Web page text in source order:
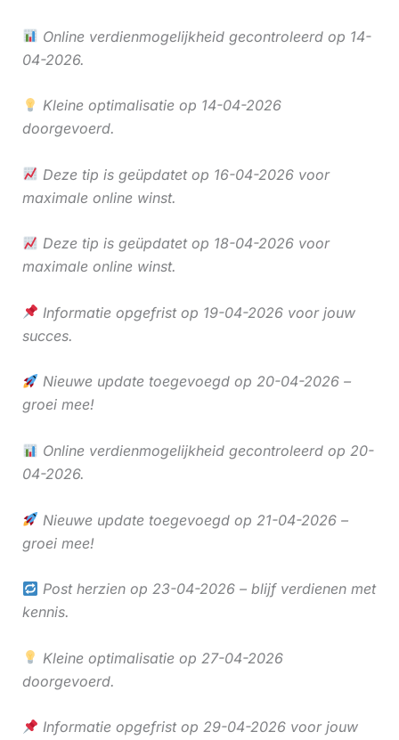
Online verdienmogelijkheid gecontroleerd op 14-
04-2026.
Kleine optimalisatie op 14-04-2026
doorgevoerd.
Deze tip is geüpdatet op 16-04-2026 voor
maximale online winst.
Deze tip is geüpdatet op 18-04-2026 voor
maximale online winst.
Informatie opgefrist op 19-04-2026 voor jouw
succes.
Nieuwe update toegevoegd op 20-04-2026 –
groei mee!
Online verdienmogelijkheid gecontroleerd op 20-
04-2026.
Nieuwe update toegevoegd op 21-04-2026 –
groei mee!
Post herzien op 23-04-2026 – blijf verdienen met
kennis.
Kleine optimalisatie op 27-04-2026
doorgevoerd.
Informatie opgefrist op 29-04-2026 voor jouw